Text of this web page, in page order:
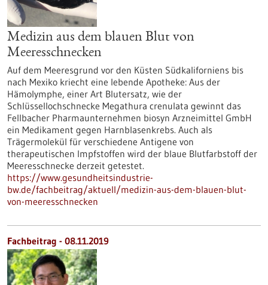
Medizin aus dem blauen Blut von
Meeresschnecken
Auf dem Meeresgrund vor den Küsten Südkaliforniens bis
nach Mexiko kriecht eine lebende Apotheke: Aus der
Hämolymphe, einer Art Blutersatz, wie der
Schlüssellochschnecke Megathura crenulata gewinnt das
Fellbacher Pharmaunternehmen biosyn Arzneimittel GmbH
ein Medikament gegen Harnblasenkrebs. Auch als
Trägermolekül für verschiedene Antigene von
therapeutischen Impfstoffen wird der blaue Blutfarbstoff der
Meeresschnecke derzeit getestet.
https://www.gesundheitsindustrie-
bw.de/fachbeitrag/aktuell/medizin-aus-dem-blauen-blut-
von-meeresschnecken
Fachbeitrag - 08.11.2019